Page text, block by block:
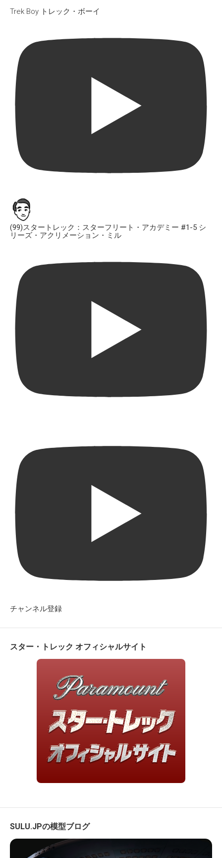
Trek Boy トレック・ボーイ
(99)スタートレック：スターフリート・アカデミー #1-5 シ
リーズ・アクリメーション・ミル
チャンネル登録
スター・トレック オフィシャルサイト
SULU.JPの模型ブログ